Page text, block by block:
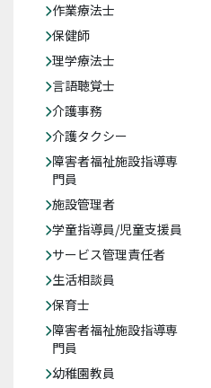
作業療法士
保健師
理学療法士
言語聴覚士
介護事務
介護タクシー
障害者福祉施設指導専
門員
施設管理者
学童指導員/児童支援員
サービス管理責任者
生活相談員
保育士
障害者福祉施設指導専
門員
幼稚園教員